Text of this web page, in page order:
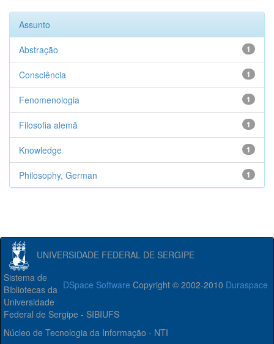
Assunto
1
Abstração
1
Consciência
1
Fenomenologia
1
Filosofia alemã
1
Knowledge
1
Philosophy, German
UNIVERSIDADE FEDERAL DE SERGIPE
DSpace Software Copyright © 2002-2010 Duraspace
Sistema de
Bibliotecas da
Universidade
Federal de Sergipe - SIBIUFS
Núcleo de Tecnologia da Informação - NTI